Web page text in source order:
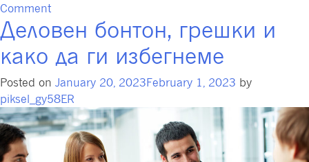
Commenton
Европски
ден
за
на
личните
податоци
Деловен бонтон, грешки и
како да ги избегнеме
Posted on January 20, 2023February 1, 2023 by
piksel_gy58ER